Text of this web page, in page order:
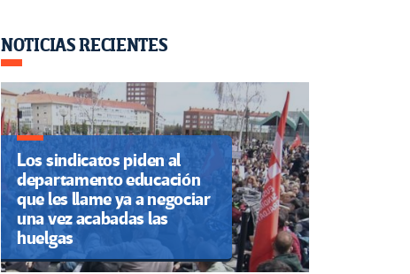
NOTICIAS RECIENTES
Los sindicatos piden al
departamento educación
que les llame ya a negociar
una vez acabadas las
huelgas